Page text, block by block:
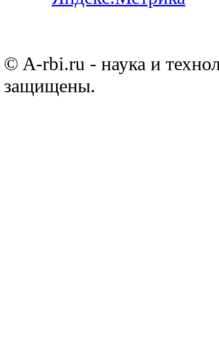
© A-rbi.ru - наука и
защищены.